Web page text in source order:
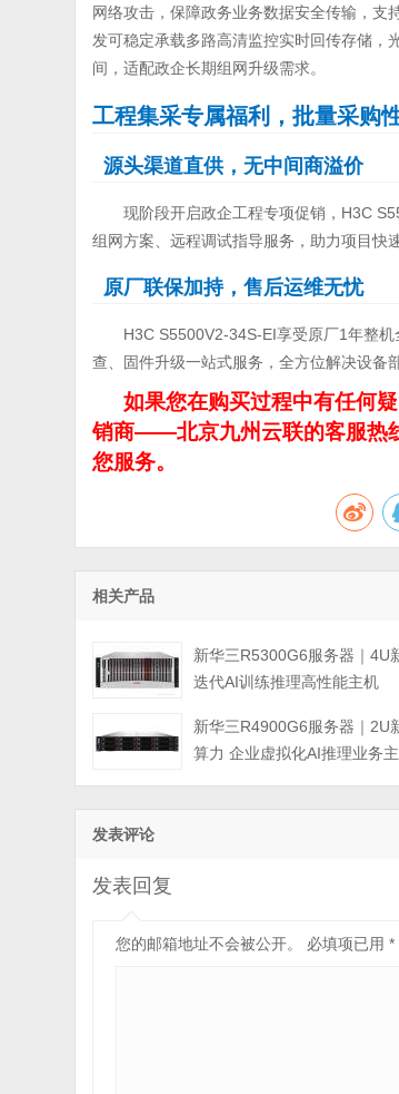
网络攻击，保障政务业务数据安全传输，
发可稳定承载多路高清监控实时回传存储，
间，适配政企长期组网升级需求。
工程集采专属福利，批量采购
源头渠道直供，无中间商溢价
现阶段开启政企工程专项促销，H3C
组网方案、远程调试指导服务，助力项目快
原厂联保加持，售后运维无忧
H3C S5500V2-34S-EI享受原厂1年整
查、固件升级一站式服务，全方位解决设备
如果您在购买过程中有任何
销商——北京九州云联的客服热
您服务。
相关产品
新华三R5300G6服务器｜4U
迭代AI训练推理高性能主机
新华三R4900G6服务器｜2U
算力 企业虚拟化AI推理业务
发表评论
发表回复
您的邮箱地址不会被公开。 必填项已用*